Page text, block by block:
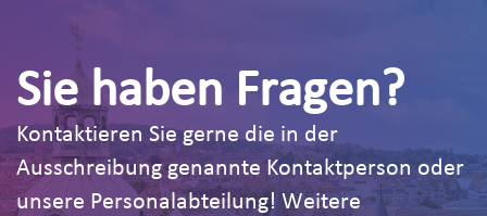
Sie haben Fragen?
Kontaktieren Sie gerne die in der
Ausschreibung genannte Kontaktperson oder
unsere Personalabteilung! Weitere